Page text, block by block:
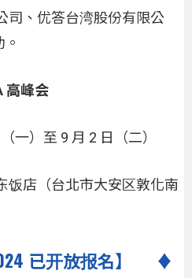
司、优答台湾股份有限公
高峰会
一）至 9 月 2 日（二）
饭店（台北市大安区敦化南
已开放报名】 ♦